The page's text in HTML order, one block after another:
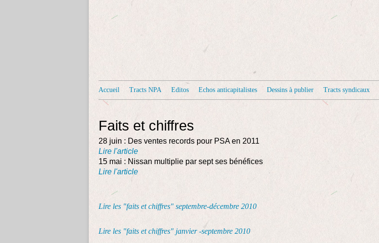
Accueil Tracts NPA Editos Echos anticapitalistes Dessins à publier Tracts syndicaux
Faits et chiffres
28 juin : Des ventes records pour PSA en 2011
Lire l'article
15 mai : Nissan multiplie par sept ses bénéfices
Lire l'article
Lire les "faits et chiffres" septembre-décembre 2010
Lire les "faits et chiffres" janvier -septembre 2010